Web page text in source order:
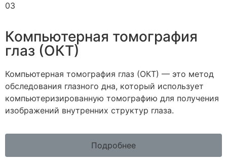
03
Компьютерная томография
глаз (ОКТ)
Компьютерная томография глаз (ОКТ) — это метод
обследования глазного дна, который использует
компьютеризированную томографию для получения
изображений внутренних структур глаза.
Подробнее